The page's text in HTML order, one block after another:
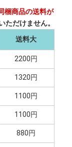
梱商品の送料が
ただけません。
送料大
2200円
1320円
1100円
1100円
880円